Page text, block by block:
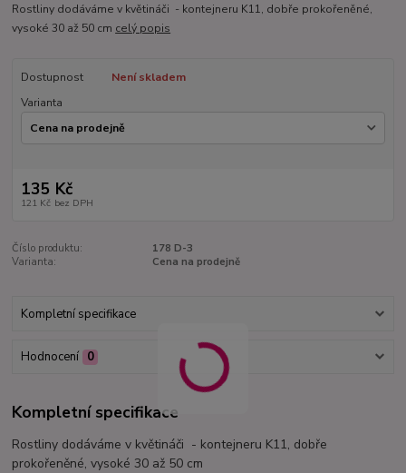
Rostliny dodáváme v květináči - kontejneru K11, dobře prokořeněné,
vysoké 30 až 50 cm celý popis
Dostupnost
Není skladem
Varianta
135 Kč
121 Kč bez DPH
Číslo produktu:
178 D-3
Varianta:
Cena na prodejně
Kompletní specifikace
Hodnocení 0
Kompletní specifikace
Rostliny dodáváme v květináči - kontejneru K11, dobře
prokořeněné, vysoké 30 až 50 cm